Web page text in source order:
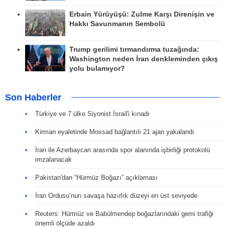
Erbain Yürüyüşü: Zulme Karşı Direnişin ve
Hakkı Savunmanın Sembolü
Trump gerilimi tırmandırma tuzağında:
Washington neden İran denkleminden çıkış
yolu bulamıyor?
Son Haberler
Türkiye ve 7 ülke Siyonist İsrail'i kınadı
Kirman eyaletinde Mossad bağlantılı 21 ajan yakalandı
İran ile Azerbaycan arasında spor alanında işbirliği protokolü
imzalanacak
Pakistan'dan “Hürmüz Boğazı” açıklaması
İran Ordusu’nun savaşa hazırlık düzeyi en üst seviyede
Reuters: Hürmüz ve Babülmendep boğazlarındaki gemi trafiği
önemli ölçüde azaldı